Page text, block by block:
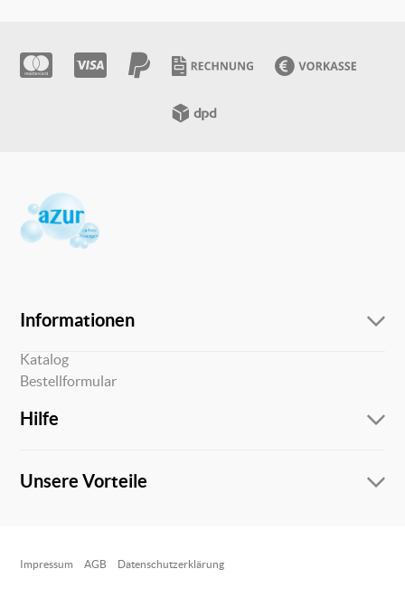
Informationen
Über uns
Katalog
Bestellformular
Hilfe
Zahlungsweisen
Unsere Vorteile
Impressum AGB Datenschutzerklärung